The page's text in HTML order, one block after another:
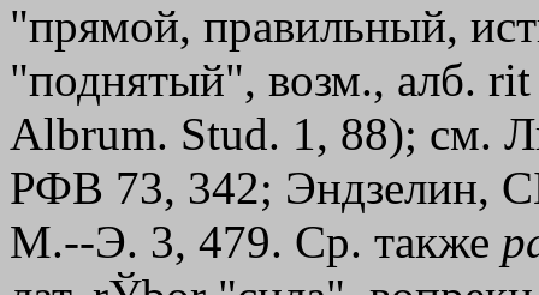
"прямой, правильный,
"поднятый", возм., алб.
Albrum. Stud. 1, 88); см.
РФВ 73, 342; Эндзелин,
М.--Э. 3, 479. Ср. также